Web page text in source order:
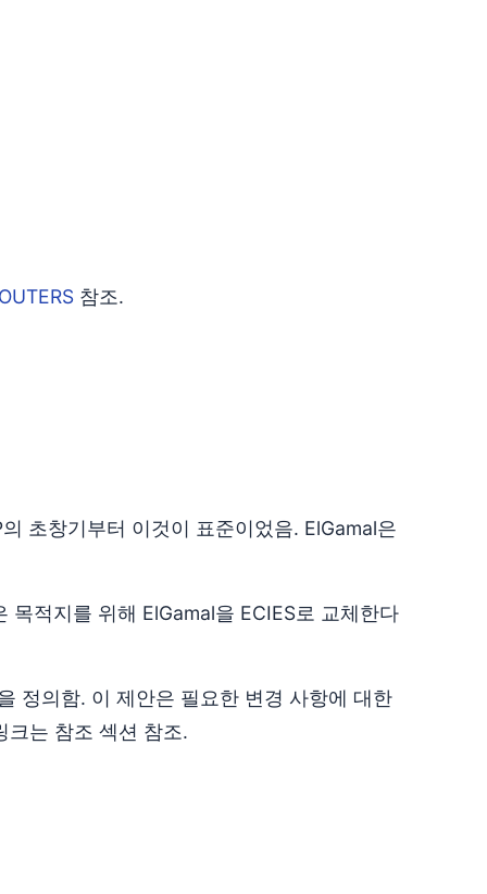
참조.
초창기부터 이것이 표준이었음. ElGamal은
목적지를 위해 ElGamal을 ECIES로 교체한다
정의함. 이 제안은 필요한 변경 사항에 대한
크는 참조 섹션 참조.